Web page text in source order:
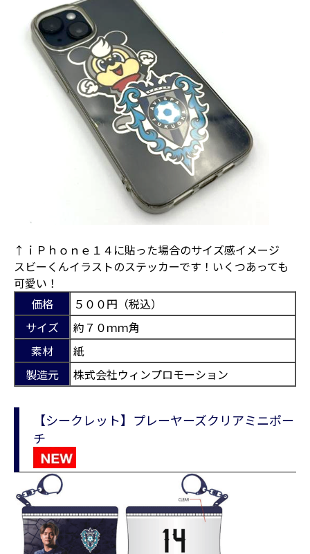
↑ｉＰｈｏｎｅ１４に貼った場合のサイズ感イメージ
スビーくんイラストのステッカーです！いくつあっても
可愛い！
価格
５００円（税込）
サイズ
約７０ｍｍ角
素材
紙
製造元
株式会社ウィンプロモーション
【シークレット】プレーヤーズクリアミニポー
チ